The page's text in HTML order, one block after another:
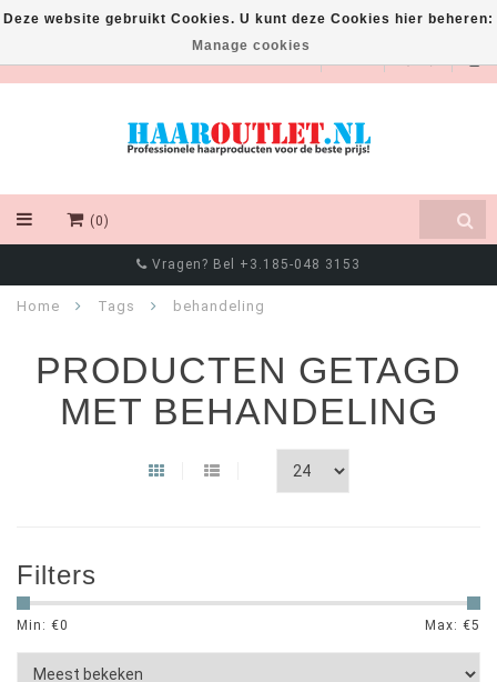
EUR
(0)
Vragen? Bel +3.185-048 3153
Home Tags behandeling
PRODUCTEN GETAGD
MET BEHANDELING
Filters
Min: €0 Max: €5
Deze website gebruikt Cookies. U kunt deze Cookies hier beheren:
Manage cookies